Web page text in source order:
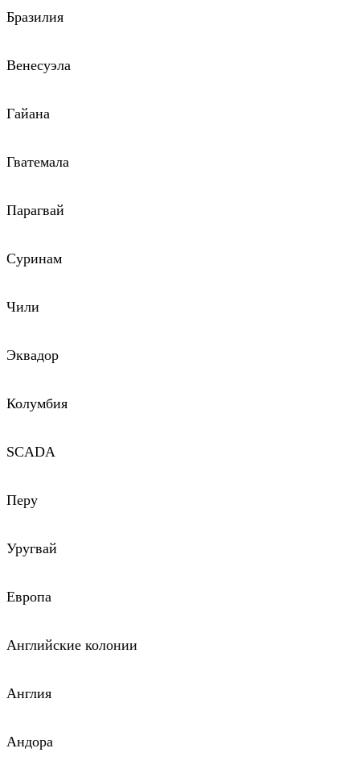
Бразилия
Венесуэла
Гайана
Гватемала
Парагвай
Суринам
Чили
Эквадор
Колумбия
SCADA
Перу
Уругвай
Европа
Английские колонии
Англия
Андора